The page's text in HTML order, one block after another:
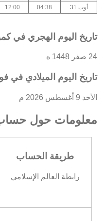
أوت 31
04:38
12:00
تاريخ اليوم الهجري في
24 صفر 1448 ه
تاريخ اليوم الميلادي في
الأحد 9 أغسطس 2026 م
معلومات حول
طريقة الحساب
رابطة العالم الإسلامي